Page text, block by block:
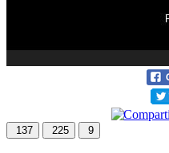
137 225 9